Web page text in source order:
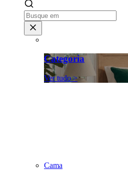
Categoria
Ver tudo >
Cama